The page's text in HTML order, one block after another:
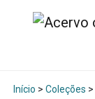
Início > Coleções >